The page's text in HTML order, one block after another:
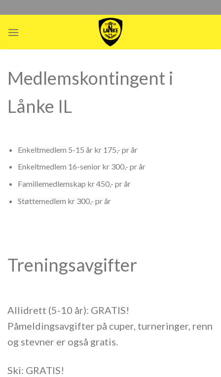
to
content
Medlemskontingent i
Lånke IL
Enkeltmedlem 5-15 år kr 175,- pr år
Enkeltmedlem 16-senior kr 300,- pr år
Familiemedlemskap kr 450,- pr år
Støttemedlem kr 300,- pr år
Treningsavgifter
Allidrett (5-10 år): GRATIS!
Påmeldingsavgifter på cuper, turneringer, renn
og stevner er også gratis.
Ski: GRATIS!